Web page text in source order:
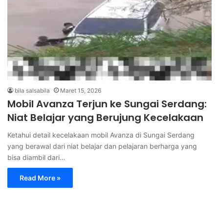
bila salsabila Maret 15, 2026
Mobil Avanza Terjun ke Sungai Serdang:
Niat Belajar yang Berujung Kecelakaan
Ketahui detail kecelakaan mobil Avanza di Sungai Serdang
yang berawal dari niat belajar dan pelajaran berharga yang
bisa diambil dari…
Read More »